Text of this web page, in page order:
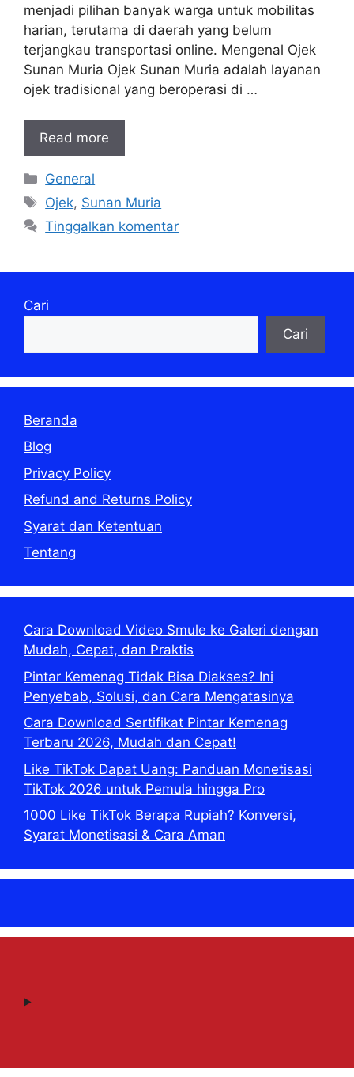
menjadi pilihan banyak warga untuk mobilitas
harian, terutama di daerah yang belum
terjangkau transportasi online. Mengenal Ojek
Sunan Muria Ojek Sunan Muria adalah layanan
ojek tradisional yang beroperasi di …
Read more
Kategori
General
Tag
Ojek, Sunan Muria
Tinggalkan komentar
Cari
Cari
Beranda
Blog
Privacy Policy
Refund and Returns Policy
Syarat dan Ketentuan
Tentang
Cara Download Video Smule ke Galeri dengan
Mudah, Cepat, dan Praktis
Pintar Kemenag Tidak Bisa Diakses? Ini
Penyebab, Solusi, dan Cara Mengatasinya
Cara Download Sertifikat Pintar Kemenag
Terbaru 2026, Mudah dan Cepat!
Like TikTok Dapat Uang: Panduan Monetisasi
TikTok 2026 untuk Pemula hingga Pro
1000 Like TikTok Berapa Rupiah? Konversi,
Syarat Monetisasi & Cara Aman